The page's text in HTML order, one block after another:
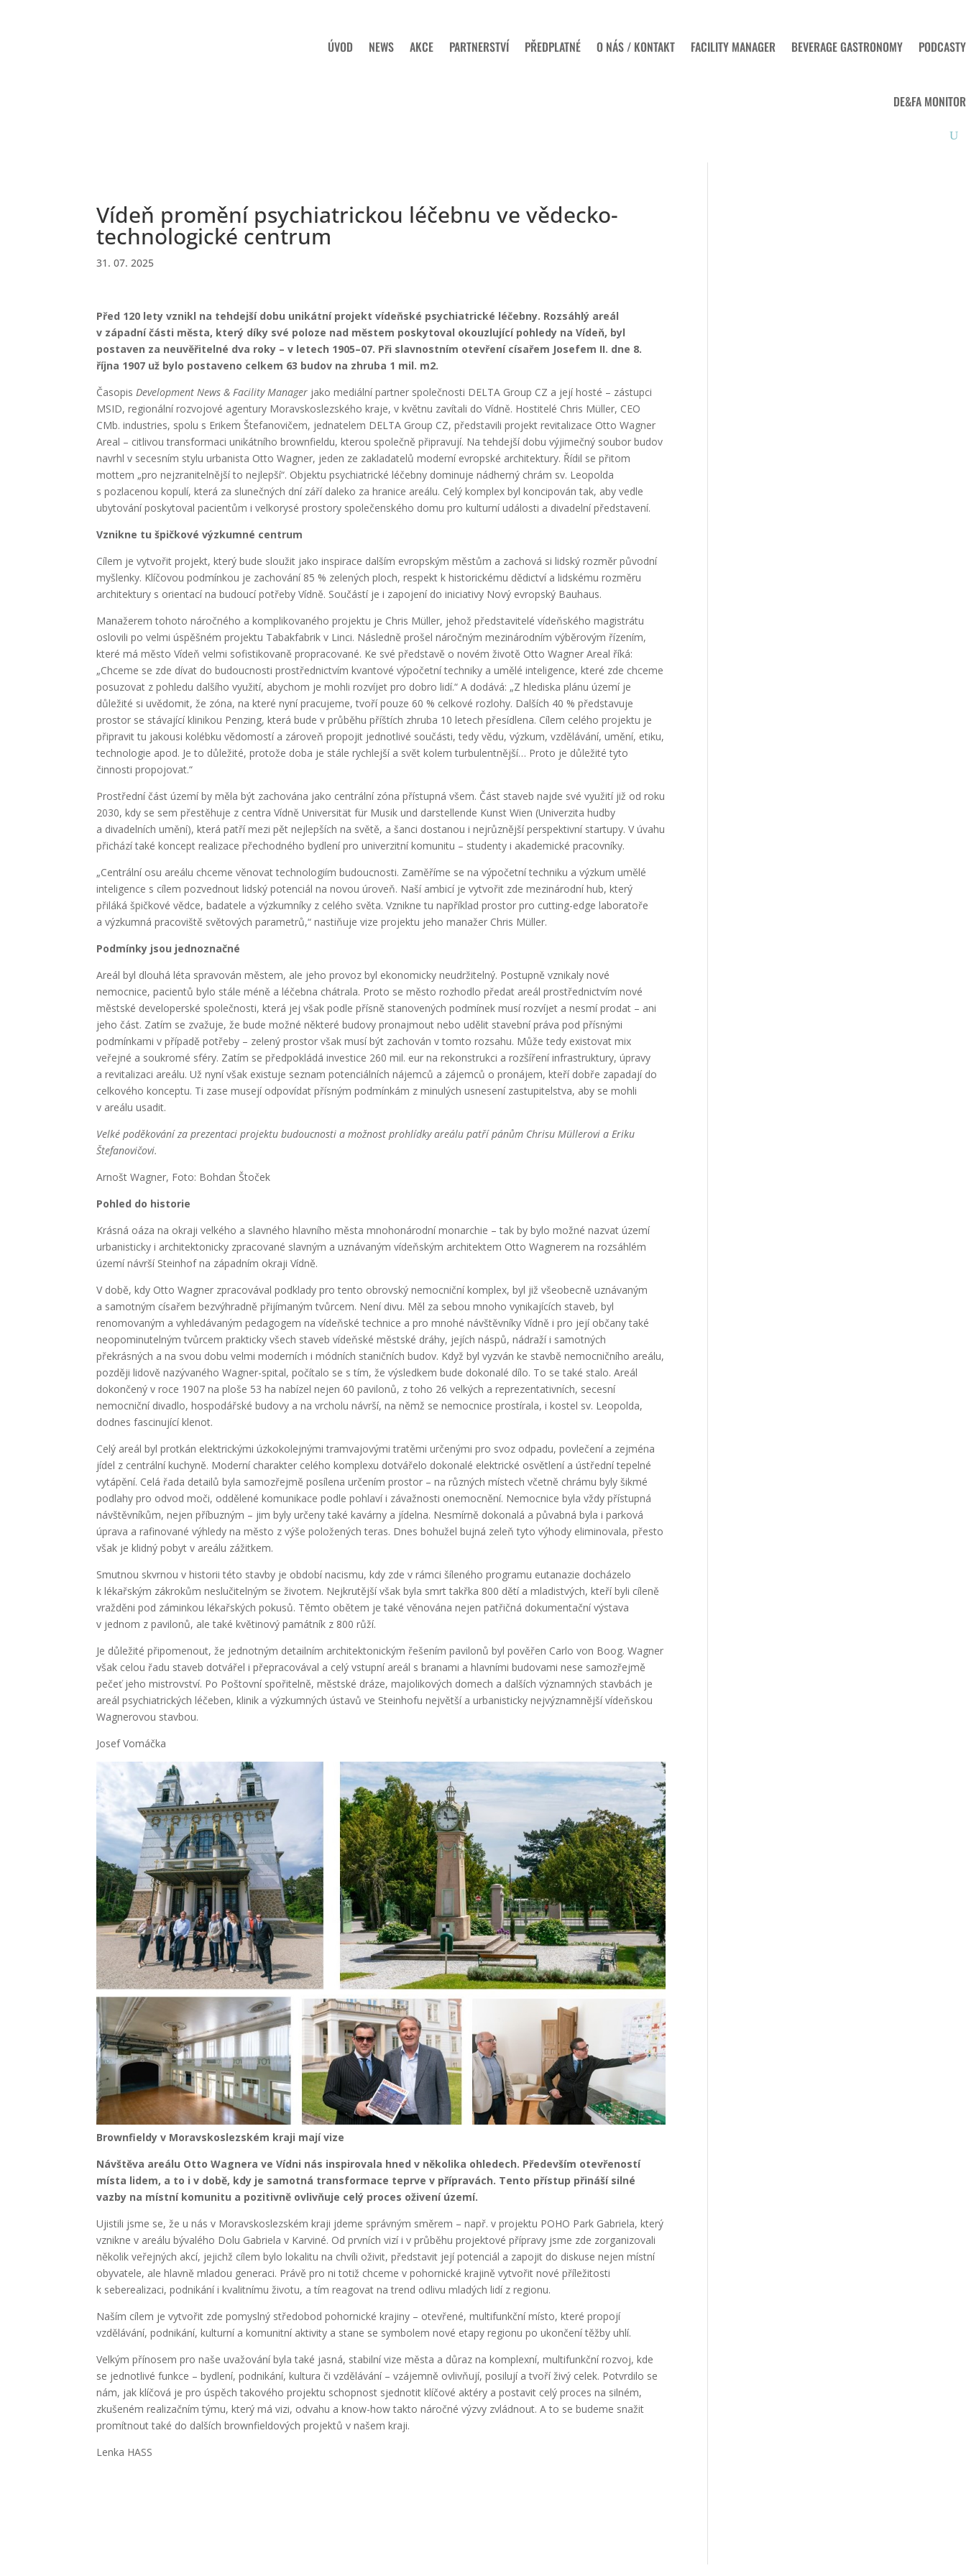
ÚVOD NEWS AKCE PARTNERSTVÍ PŘEDPLATNÉ O NÁS / KONTAKT FACILITY MANAGER BEVERAGE GASTRONOMY PODCASTY
DE&FA MONITOR
Vídeň promění psychiatrickou léčebnu ve vědecko-
technologické centrum
31. 07. 2025
Před 120 lety vznikl na tehdejší dobu unikátní projekt vídeňské psychiatrické léčebny. Rozsáhlý areál
v západní části města, který díky své poloze nad městem poskytoval okouzlující pohledy na Vídeň, byl
postaven za neuvěřitelné dva roky – v letech 1905–07. Při slavnostním otevření císařem Josefem II. dne 8.
října 1907 už bylo postaveno celkem 63 budov na zhruba 1 mil. m2.
Časopis Development News & Facility Manager jako mediální partner společnosti DELTA Group CZ a její hosté – zástupci
MSID, regionální rozvojové agentury Moravskoslezského kraje, v květnu zavítali do Vídně. Hostitelé Chris Müller, CEO
CMb. industries, spolu s Erikem Štefanovičem, jednatelem DELTA Group CZ, představili projekt revitalizace Otto Wagner
Areal – citlivou transformaci unikátního brownfieldu, kterou společně připravují. Na tehdejší dobu výjimečný soubor budov
navrhl v secesním stylu urbanista Otto Wagner, jeden ze zakladatelů moderní evropské architektury. Řídil se přitom
mottem „pro nejzranitelnější to nejlepší“. Objektu psychiatrické léčebny dominuje nádherný chrám sv. Leopolda
s pozlacenou kopulí, která za slunečných dní září daleko za hranice areálu. Celý komplex byl koncipován tak, aby vedle
ubytování poskytoval pacientům i velkorysé prostory společenského domu pro kulturní události a divadelní představení.
Vznikne tu špičkové výzkumné centrum
Cílem je vytvořit projekt, který bude sloužit jako inspirace dalším evropským městům a zachová si lidský rozměr původní
myšlenky. Klíčovou podmínkou je zachování 85 % zelených ploch, respekt k historickému dědictví a lidskému rozměru
architektury s orientací na budoucí potřeby Vídně. Součástí je i zapojení do iniciativy Nový evropský Bauhaus.
Manažerem tohoto náročného a komplikovaného projektu je Chris Müller, jehož představitelé vídeňského magistrátu
oslovili po velmi úspěšném projektu Tabakfabrik v Linci. Následně prošel náročným mezinárodním výběrovým řízením,
které má město Vídeň velmi sofistikovaně propracované. Ke své představě o novém životě Otto Wagner Areal říká:
„Chceme se zde dívat do budoucnosti prostřednictvím kvantové výpočetní techniky a umělé inteligence, které zde chceme
posuzovat z pohledu dalšího využití, abychom je mohli rozvíjet pro dobro lidí.“ A dodává: „Z hlediska plánu území je
důležité si uvědomit, že zóna, na které nyní pracujeme, tvoří pouze 60 % celkové rozlohy. Dalších 40 % představuje
prostor se stávající klinikou Penzing, která bude v průběhu příštích zhruba 10 letech přesídlena. Cílem celého projektu je
připravit tu jakousi kolébku vědomostí a zároveň propojit jednotlivé součásti, tedy vědu, výzkum, vzdělávání, umění, etiku,
technologie apod. Je to důležité, protože doba je stále rychlejší a svět kolem turbulentnější… Proto je důležité tyto
činnosti propojovat.“
Prostřední část území by měla být zachována jako centrální zóna přístupná všem. Část staveb najde své využití již od roku
2030, kdy se sem přestěhuje z centra Vídně Universität für Musik und darstellende Kunst Wien (Univerzita hudby
a divadelních umění), která patří mezi pět nejlepších na světě, a šanci dostanou i nejrůznější perspektivní startupy. V úvahu
přichází také koncept realizace přechodného bydlení pro univerzitní komunitu – studenty i akademické pracovníky.
„Centrální osu areálu chceme věnovat technologiím budoucnosti. Zaměříme se na výpočetní techniku a výzkum umělé
inteligence s cílem pozvednout lidský potenciál na novou úroveň. Naší ambicí je vytvořit zde mezinárodní hub, který
přiláká špičkové vědce, badatele a výzkumníky z celého světa. Vznikne tu například prostor pro cutting-edge laboratoře
a výzkumná pracoviště světových parametrů,“ nastiňuje vize projektu jeho manažer Chris Müller.
Podmínky jsou jednoznačné
Areál byl dlouhá léta spravován městem, ale jeho provoz byl ekonomicky neudržitelný. Postupně vznikaly nové
nemocnice, pacientů bylo stále méně a léčebna chátrala. Proto se město rozhodlo předat areál prostřednictvím nové
městské developerské společnosti, která jej však podle přísně stanovených podmínek musí rozvíjet a nesmí prodat – ani
jeho část. Zatím se zvažuje, že bude možné některé budovy pronajmout nebo udělit stavební práva pod přísnými
podmínkami v případě potřeby – zelený prostor však musí být zachován v tomto rozsahu. Může tedy existovat mix
veřejné a soukromé sféry. Zatím se předpokládá investice 260 mil. eur na rekonstrukci a rozšíření infrastruktury, úpravy
a revitalizaci areálu. Už nyní však existuje seznam potenciálních nájemců a zájemců o pronájem, kteří dobře zapadají do
celkového konceptu. Ti zase musejí odpovídat přísným podmínkám z minulých usnesení zastupitelstva, aby se mohli
v areálu usadit.
Velké poděkování za prezentaci projektu budoucnosti a možnost prohlídky areálu patří pánům Chrisu Müllerovi a Eriku
Štefanovičovi.
Arnošt Wagner, Foto: Bohdan Štoček
Pohled do historie
Krásná oáza na okraji velkého a slavného hlavního města mnohonárodní monarchie – tak by bylo možné nazvat území
urbanisticky i architektonicky zpracované slavným a uznávaným vídeňským architektem Otto Wagnerem na rozsáhlém
území návrší Steinhof na západním okraji Vídně.
V době, kdy Otto Wagner zpracovával podklady pro tento obrovský nemocniční komplex, byl již všeobecně uznávaným
a samotným císařem bezvýhradně přijímaným tvůrcem. Není divu. Měl za sebou mnoho vynikajících staveb, byl
renomovaným a vyhledávaným pedagogem na vídeňské technice a pro mnohé návštěvníky Vídně i pro její občany také
neopominutelným tvůrcem prakticky všech staveb vídeňské městské dráhy, jejích náspů, nádraží i samotných
překrásných a na svou dobu velmi moderních i módních staničních budov. Když byl vyzván ke stavbě nemocničního areálu,
později lidově nazývaného Wagner-spital, počítalo se s tím, že výsledkem bude dokonalé dílo. To se také stalo. Areál
dokončený v roce 1907 na ploše 53 ha nabízel nejen 60 pavilonů, z toho 26 velkých a reprezentativních, secesní
nemocniční divadlo, hospodářské budovy a na vrcholu návrší, na němž se nemocnice prostírala, i kostel sv. Leopolda,
dodnes fascinující klenot.
Celý areál byl protkán elektrickými úzkokolejnými tramvajovými tratěmi určenými pro svoz odpadu, povlečení a zejména
jídel z centrální kuchyně. Moderní charakter celého komplexu dotvářelo dokonalé elektrické osvětlení a ústřední tepelné
vytápění. Celá řada detailů byla samozřejmě posílena určením prostor – na různých místech včetně chrámu byly šikmé
podlahy pro odvod moči, oddělené komunikace podle pohlaví i závažnosti onemocnění. Nemocnice byla vždy přístupná
návštěvníkům, nejen příbuzným – jim byly určeny také kavárny a jídelna. Nesmírně dokonalá a půvabná byla i parková
úprava a rafinované výhledy na město z výše položených teras. Dnes bohužel bujná zeleň tyto výhody eliminovala, přesto
však je klidný pobyt v areálu zážitkem.
Smutnou skvrnou v historii této stavby je období nacismu, kdy zde v rámci šíleného programu eutanazie docházelo
k lékařským zákrokům neslučitelným se životem. Nejkrutější však byla smrt takřka 800 dětí a mladistvých, kteří byli cíleně
vražděni pod záminkou lékařských pokusů. Těmto obětem je také věnována nejen patřičná dokumentační výstava
v jednom z pavilonů, ale také květinový památník z 800 růží.
Je důležité připomenout, že jednotným detailním architektonickým řešením pavilonů byl pověřen Carlo von Boog. Wagner
však celou řadu staveb dotvářel i přepracovával a celý vstupní areál s branami a hlavními budovami nese samozřejmě
pečeť jeho mistrovství. Po Poštovní spořitelně, městské dráze, majolikových domech a dalších významných stavbách je
areál psychiatrických léčeben, klinik a výzkumných ústavů ve Steinhofu největší a urbanisticky nejvýznamnější vídeňskou
Wagnerovou stavbou.
Josef Vomáčka
Brownfieldy v Moravskoslezském kraji mají vize
Návštěva areálu Otto Wagnera ve Vídni nás inspirovala hned v několika ohledech. Především otevřeností
místa lidem, a to i v době, kdy je samotná transformace teprve v přípravách. Tento přístup přináší silné
vazby na místní komunitu a pozitivně ovlivňuje celý proces oživení území.
Ujistili jsme se, že u nás v Moravskoslezském kraji jdeme správným směrem – např. v projektu POHO Park Gabriela, který
vznikne v areálu bývalého Dolu Gabriela v Karviné. Od prvních vizí i v průběhu projektové přípravy jsme zde zorganizovali
několik veřejných akcí, jejichž cílem bylo lokalitu na chvíli oživit, představit její potenciál a zapojit do diskuse nejen místní
obyvatele, ale hlavně mladou generaci. Právě pro ni totiž chceme v pohornické krajině vytvořit nové příležitosti
k seberealizaci, podnikání i kvalitnímu životu, a tím reagovat na trend odlivu mladých lidí z regionu.
Naším cílem je vytvořit zde pomyslný středobod pohornické krajiny – otevřené, multifunkční místo, které propojí
vzdělávání, podnikání, kulturní a komunitní aktivity a stane se symbolem nové etapy regionu po ukončení těžby uhlí.
Velkým přínosem pro naše uvažování byla také jasná, stabilní vize města a důraz na komplexní, multifunkční rozvoj, kde
se jednotlivé funkce – bydlení, podnikání, kultura či vzdělávání – vzájemně ovlivňují, posilují a tvoří živý celek. Potvrdilo se
nám, jak klíčová je pro úspěch takového projektu schopnost sjednotit klíčové aktéry a postavit celý proces na silném,
zkušeném realizačním týmu, který má vizi, odvahu a know-how takto náročné výzvy zvládnout. A to se budeme snažit
promítnout také do dalších brownfieldových projektů v našem kraji.
Lenka HASS